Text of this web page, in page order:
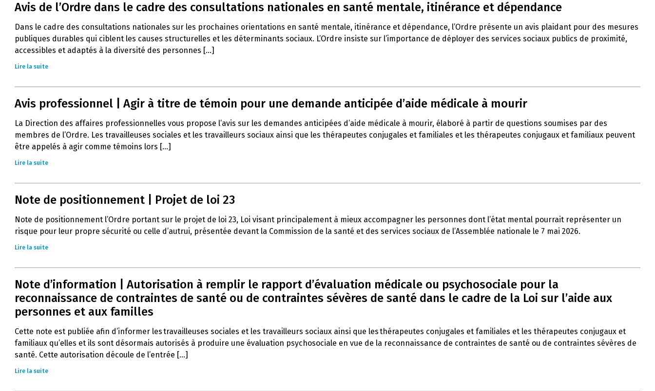
Avis de l’Ordre dans le cadre des consultations nationales en santé mentale, itinérance et dépendance
Dans le cadre des consultations nationales sur les prochaines orientations en santé mentale, itinérance et dépendance, l’Ordre présente un avis plaidant pour des mesures
publiques durables qui ciblent les causes structurelles et les déterminants sociaux. L’Ordre insiste sur l’importance de déployer des services sociaux publics de proximité,
accessibles et adaptés à la diversité des personnes [...]
Lire la suite
Avis professionnel | Agir à titre de témoin pour une demande anticipée d’aide médicale à mourir
La Direction des affaires professionnelles vous propose l’avis sur les demandes anticipées d’aide médicale à mourir, élaboré à partir de questions soumises par des
membres de l’Ordre. Les travailleuses sociales et les travailleurs sociaux ainsi que les thérapeutes conjugales et familiales et les thérapeutes conjugaux et familiaux peuvent
être appelés à agir comme témoins lors [...]
Lire la suite
Note de positionnement | Projet de loi 23
Note de positionnement l’Ordre portant sur le projet de loi 23, Loi visant principalement à mieux accompagner les personnes dont l’état mental pourrait représenter un
risque pour leur propre sécurité ou celle d’autrui, présentée devant la Commission de la santé et des services sociaux de l’Assemblée nationale le 7 mai 2026.
Lire la suite
Note d’information | Autorisation à remplir le rapport d’évaluation médicale ou psychosociale pour la
reconnaissance de contraintes de santé ou de contraintes sévères de santé dans le cadre de la Loi sur l’aide aux
personnes et aux familles
Cette note est publiée afin d’informer les travailleuses sociales et les travailleurs sociaux ainsi que les thérapeutes conjugales et familiales et les thérapeutes conjugaux et
familiaux qu’elles et ils sont désormais autorisés à produire une évaluation psychosociale en vue de la reconnaissance de contraintes de santé ou de contraintes sévères de
santé. Cette autorisation découle de l’entrée [...]
Lire la suite